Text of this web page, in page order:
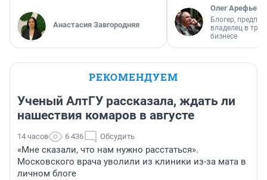
Анастасия Завгородняя
Олег Арефьев
Блогер,
владелец в
бизнесе
РЕКОМЕНДУЕМ
Ученый АлтГУ рассказала, ждать ли
нашествия комаров в августе
14 часов 6 436 Обсудить
«Мне сказали, что нам нужно расстаться».
Московского врача уволили из клиники из-за мата в
личном блоге